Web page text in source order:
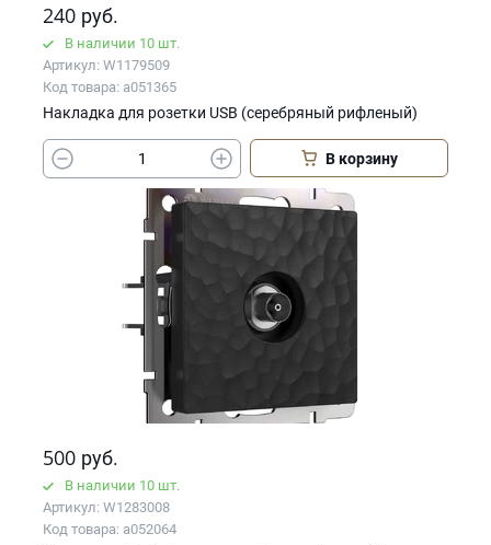
240 руб.
В наличии 10 шт.
Артикул: W1179509
Код товара: a051365
Накладка для розетки USB (cеребряный рифленый)
В корзину
500 руб.
В наличии 10 шт.
Артикул: W1283008
Код товара: a052064